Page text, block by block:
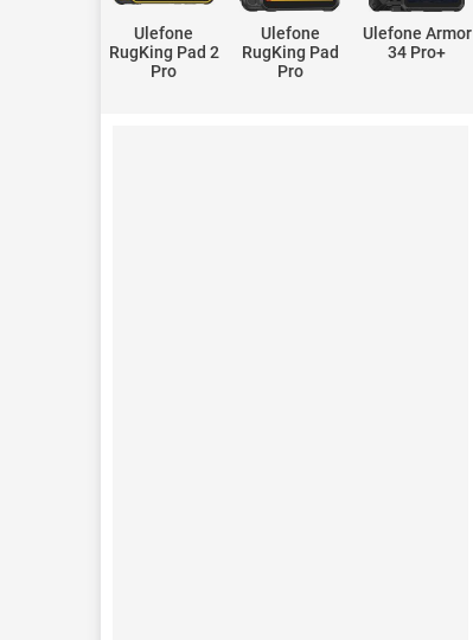
Ulefone
RugKing Pad 2
Pro
Ulefone
RugKing Pad
Pro
Ulefone Armor
34 Pro+